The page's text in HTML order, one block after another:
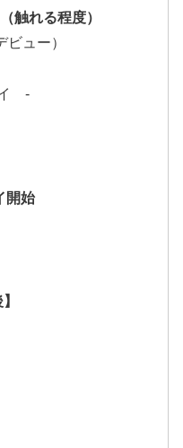
触れる程度）
ビュー）
イ -
開始